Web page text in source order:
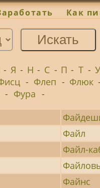
Как
- Я - Н - С - П - Т - У
- Флеп - Флюк -
- Фура -
Файл
Файл-
Файнс